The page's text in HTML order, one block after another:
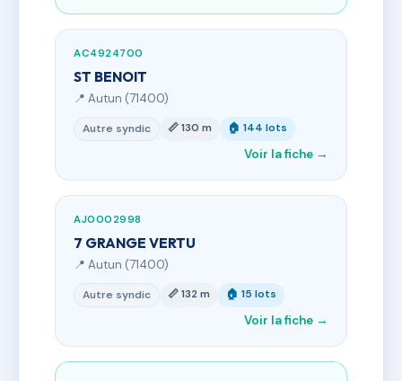
AC4924700
ST BENOIT
📍 Autun (71400)
Autre syndic 📏 130 m 🏠 144 lots
Voir la fiche →
AJ0002998
7 GRANGE VERTU
📍 Autun (71400)
Autre syndic 📏 132 m 🏠 15 lots
Voir la fiche →